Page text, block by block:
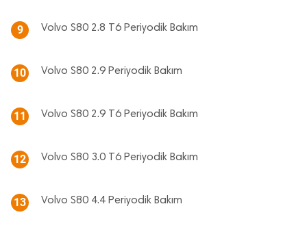
9 Volvo S80 2.8 T6 Periyodik Bakım
10 Volvo S80 2.9 Periyodik Bakım
11 Volvo S80 2.9 T6 Periyodik Bakım
12 Volvo S80 3.0 T6 Periyodik Bakım
13 Volvo S80 4.4 Periyodik Bakım